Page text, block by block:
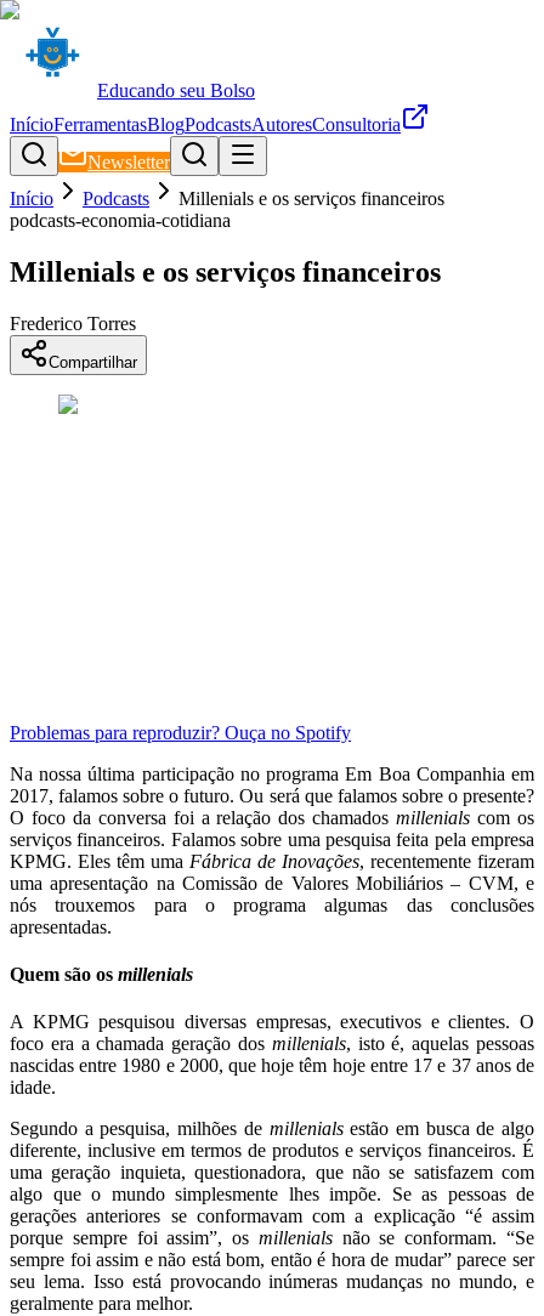
Educando seu Bolso
InícioFerramentasBlogPodcastsAutoresConsultoria
Newsletter
Início
Podcasts
Millenials e os serviços financeiros
podcasts-economia-cotidiana
Millenials e os serviços financeiros
Frederico Torres
Compartilhar
Problemas para reproduzir? Ouça no Spotify
Na nossa última participação no programa Em Boa Companhia em
2017, falamos sobre o futuro. Ou será que falamos sobre o presente?
O foco da conversa foi a relação dos chamadosmillenials com os
serviços financeiros. Falamos sobre uma pesquisa feita pela empresa
KPMG. Eles têm uma Fábrica de Inovações, recentemente fizeram
uma apresentação na Comissão de Valores Mobiliários – CVM, e
nós trouxemos para o programa algumas das conclusões
apresentadas.
Quem são os millenials
A KPMG pesquisou diversas empresas, executivos e clientes. O
foco era a chamada geração dos millenials, isto é, aquelas pessoas
nascidas entre 1980 e 2000, que hoje têm hoje entre 17 e 37 anos de
idade.
Segundo a pesquisa, milhões de millenialsestão em busca de algo
diferente, inclusive em termos de produtos e serviços financeiros. É
uma geração inquieta, questionadora, que não se satisfazem com
algo que o mundo simplesmente lhes impõe. Se as pessoas de
gerações anteriores se conformavam com a explicação “é assim
porque sempre foi assim”, os millenialsnão se conformam. “Se
sempre foi assim e não está bom, então é hora de mudar” parece ser
seu lema. Isso está provocando inúmeras mudanças no mundo, e
geralmente para melhor.